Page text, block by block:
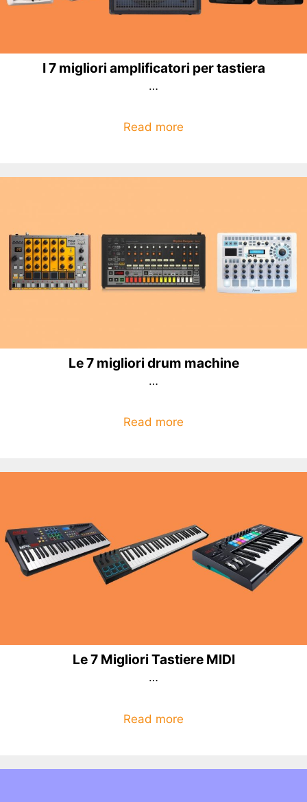
I 7 migliori amplificatori per tastiera
…
Read more
Le 7 migliori drum machine
…
Read more
Le 7 Migliori Tastiere MIDI
…
Read more